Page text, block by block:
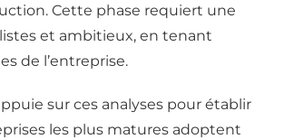
Cette phase requiert une
et ambitieux, en tenant
de l’entreprise.
sur ces analyses pour établir
les plus matures adoptent